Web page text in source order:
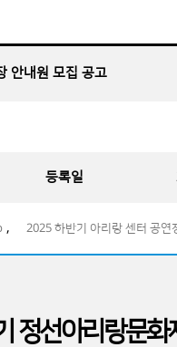
안내원 모집 공고
등록일
, 2025 하반기 아리랑 센터 공
정선아리랑문